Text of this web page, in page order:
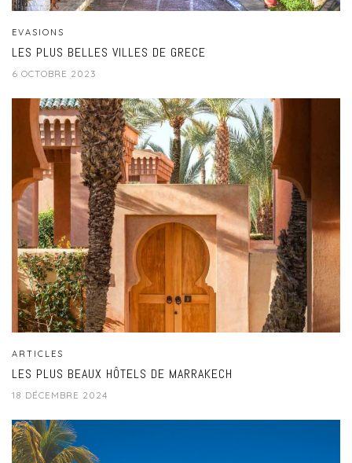
EVASIONS
LES PLUS BELLES VILLES DE GRECE
6 OCTOBRE 2023
ARTICLES
LES PLUS BEAUX HÔTELS DE MARRAKECH
18 DÉCEMBRE 2024